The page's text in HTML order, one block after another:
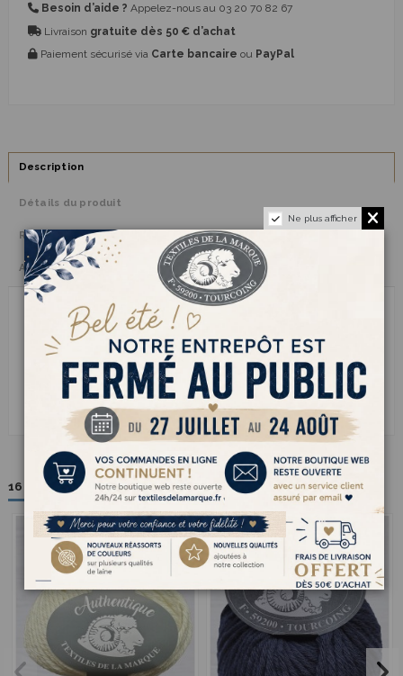
Besoin d’aide ? Appelez-nous au 03 20 70 82 67
Livraison gratuite dès 50 € d’achat
Paiement sécurisé via Carte bancaire ou PayPal
Description
Détails du produit
Reviews(0)
Avis clients
le fil à tricoter AUTHENTIQUE incarne lessence dune laine pure et
engagée. Certifiée RWS elle garantit le respect du bien-être animal et
de pratiques délevage responsables sans mulesing. Douce chaude et
respirante cette laine naturelle se tricote facilement pour créer des
pièces de caractère aussi confortables quélégantes. Parfaite pour les
amateurs de matières nobles et durables elle apporte une chaleur
naturelle incomparable à vos pulls gilets ou accessoires dhiver. Un choix
éthique et raffiné pour des créations de qualité qui traversent le temps
16 autres produits dans la même catégorie :
Ne plus afficher